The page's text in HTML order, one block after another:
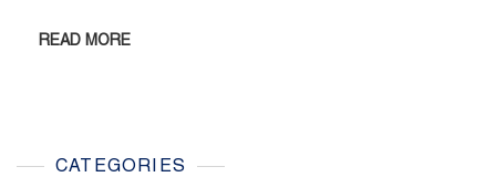
READ MORE
CATEGORIES